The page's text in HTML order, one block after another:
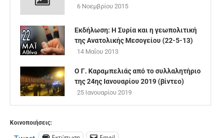
6 Νοεμβρίου 2015
Εκδήλωση: Η Συρία και η γεωπολιτική
της Ανατολικής Μεσογείου (22-5-13)
14 Μαΐου 2013
O Γ. Καραμπελιάς από το συλλαλητήριο
της 24ης Ιανουαρίου 2019 (βίντεο)
25 Ιανουαρίου 2019
Κοινοποιήσεις: